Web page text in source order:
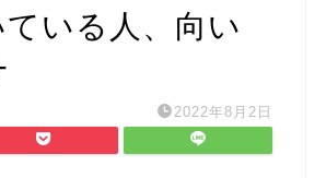
いる人、向い
2022年8月2日